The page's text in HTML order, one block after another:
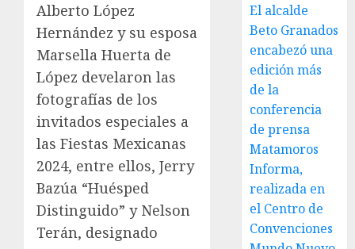
Alberto López
Hernández y su esposa
Marsella Huerta de
López develaron las
fotografías de los
invitados especiales a
las Fiestas Mexicanas
2024, entre ellos, Jerry
Bazúa “Huésped
Distinguido” y Nelson
Terán, designado
El alcalde
Beto Granados
encabezó una
edición más
de la
conferencia
de prensa
Matamoros
Informa,
realizada en
el Centro de
Convenciones